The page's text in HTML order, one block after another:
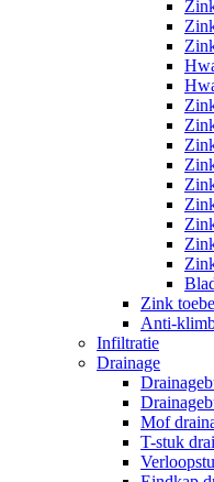
Zink
Anti-
Infiltratie
Drainage
Mof
T-stuk